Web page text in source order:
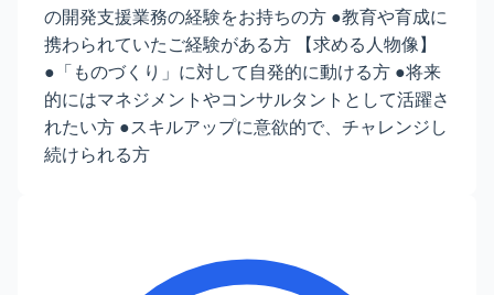
の開発支援業務の経験をお持ちの方 ●教育や育成に
携わられていたご経験がある方 【求める人物像】
●「ものづくり」に対して自発的に動ける方 ●将来
的にはマネジメントやコンサルタントとして活躍さ
れたい方 ●スキルアップに意欲的で、チャレンジし
続けられる方